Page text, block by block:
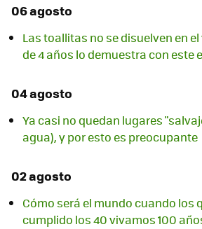
06 agosto
Las toallitas no se disuelven en
de 4 años lo demuestra con este
04 agosto
Ya casi no quedan lugares
agua), y por esto es preocupante
02 agosto
Cómo será el mundo cuando los
cumplido los 40 vivamos 100